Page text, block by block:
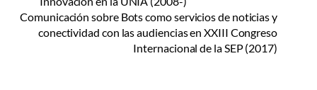
Comunicación sobre Bots como servicios de noticias y
conectividad con las audiencias en XXIII Congreso
Internacional de la SEP (2017)